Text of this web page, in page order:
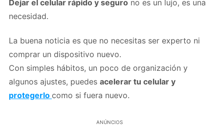
Dejar el celular rápido y seguro no es un lujo, es una
necesidad.
La buena noticia es que no necesitas ser experto ni
comprar un dispositivo nuevo.
Con simples hábitos, un poco de organización y
algunos ajustes, puedes acelerar tu celular y
protegerlo como si fuera nuevo.
ANÚNCIOS